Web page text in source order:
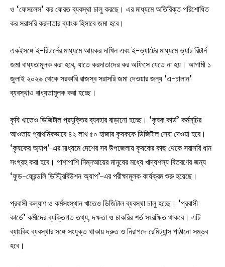
ও ‘ফেসলেস’ কর ফেরত ব্যবস্থা চালু করছে। এর মাধ্যমে অতিরিক্ত পরিশোধিত
কর সরাসরি করদাতার ব্যাংক হিসাবে জমা হবে।
একইসঙ্গে ই-রিটার্নের মাধ্যমে আয়কর দাখিল এবং ই-ভ্যাটের মাধ্যমে ভ্যাট রিটার্ন
জমা বাধ্যতামূলক করা হবে, যাতে করদাতাদের কর অফিসে যেতে না হয়। আগামী ১
জুলাই ২০২৬ থেকে সরকারি রাজস্ব সরাসরি জমা দেওয়ার জন্য ‘এ-চালান’
ব্যবস্থাও বাধ্যতামূলক করা হচ্ছে।
কৃষি খাতেও ডিজিটাল প্রযুক্তির ব্যবহার বাড়ানো হচ্ছে। ‘কৃষক কার্ড’ কর্মসূচির
আওতায় প্রাথমিকভাবে ৪২ লাখ ৫০ হাজার কৃষককে ডিজিটাল সেবা দেওয়া হবে।
‘কৃষকের অ্যাপ’-এর মাধ্যমে দেশের সব উপজেলায় কৃষকের কাছ থেকে সরাসরি ধান
সংগ্রহ করা হবে। পাশাপাশি নিম্নআয়ের মানুষের মধ্যে খাদ্যশস্য বিতরণের জন্য
‘ফুড-ফ্রেন্ডলি ডিস্ট্রিবিউশন অ্যাপ’-এর পরীক্ষামূলক কার্যক্রম শুরু হয়েছে।
প্রবাসী কল্যাণ ও কর্মসংস্থান খাতেও ডিজিটাল ব্যবস্থা চালু হচ্ছে। ‘প্রবাসী
কার্ডে’ কর্মীদের ব্যক্তিগত তথ্য, দক্ষতা ও চাকরির শর্ত সংরক্ষিত থাকবে। এটি
ব্যাংকিং ব্যবস্থার সঙ্গে সংযুক্ত থাকায় দ্রুত ও নিরাপদে রেমিট্যান্স পাঠানো সম্ভব
হবে।